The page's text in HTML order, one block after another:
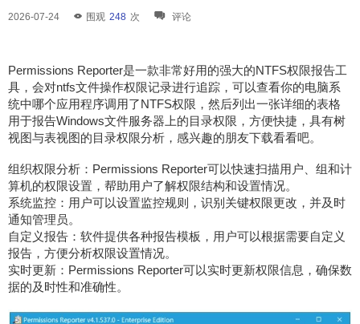
2026-07-24 围观 248 次 评论
Permissions Reporter是一款非常好用的强大的NTFS权限报告工
具，会对ntfs文件操作权限记录进行追踪，可以查看你的电脑系
统中哪个应用程序调用了NTFS权限，然后列出一张详细的表格
用于报告Windows文件服务器上的目录权限，方便快捷，具有树
视图与表视图的目录权限分析，感兴趣的朋友下载看看吧。
组织权限分析：Permissions Reporter可以快速扫描用户、组和计
算机的权限设置，帮助用户了解权限结构和设置情况。
系统监控：用户可以设置监控规则，识别关键权限更改，并及时
通知管理员。
自定义报告：软件提供各种报告模板，用户可以根据需要自定义
报告，方便分析权限设置情况。
实时更新：Permissions Reporter可以实时更新权限信息，确保数
据的及时性和准确性。